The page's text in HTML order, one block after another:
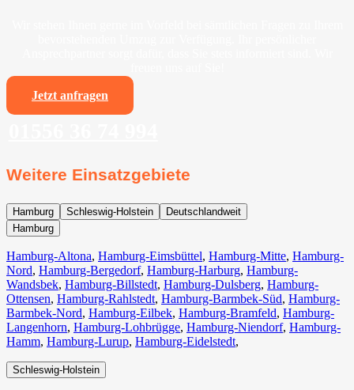
Jetzt anfragen
Weitere Einsatzgebiete
Hamburg Schleswig-Holstein
Deutschlandweit
Hamburg
Hamburg-Altona, Hamburg-Eimsbüttel, Hamburg-Mitte, Hamburg-
Nord, Hamburg-Bergedorf, Hamburg-Harburg, Hamburg-
Wandsbek, Hamburg-Billstedt, Hamburg-Dulsberg, Hamburg-
Ottensen, Hamburg-Rahlstedt, Hamburg-Barmbek-Süd, Hamburg-
Barmbek-Nord, Hamburg-Eilbek, Hamburg-Bramfeld, Hamburg-
Langenhorn, Hamburg-Lohbrügge, Hamburg-Niendorf, Hamburg-
Hamm, Hamburg-Lurup, Hamburg-Eidelstedt,
Schleswig-Holstein